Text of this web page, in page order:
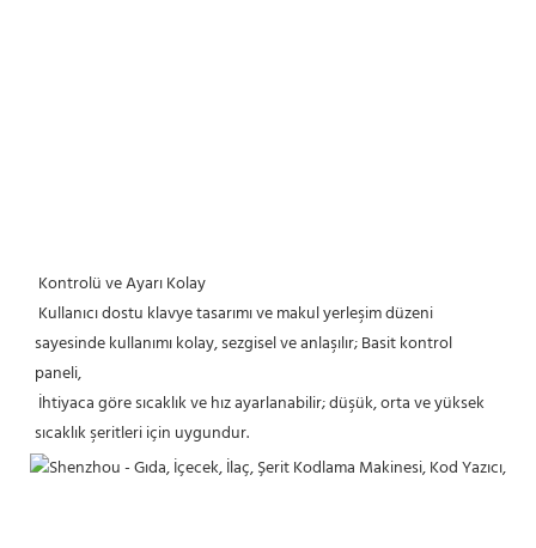
Kontrolü ve Ayarı Kolay
sayesinde kullanımı kolay, sezgisel ve anlaşılır; Basit kontrol
paneli,
sıcaklık şeritleri için uygundur.